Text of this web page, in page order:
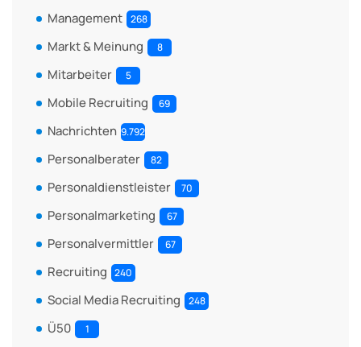
Management 268
Markt & Meinung 8
Mitarbeiter 5
Mobile Recruiting 69
Nachrichten 9.792
Personalberater 82
Personaldienstleister 70
Personalmarketing 67
Personalvermittler 67
Recruiting 240
Social Media Recruiting 248
Ü50 1